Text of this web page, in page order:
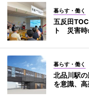
暮らす・働く
五反田
ト 災害時
暮らす・働く
北品川駅
を意識、